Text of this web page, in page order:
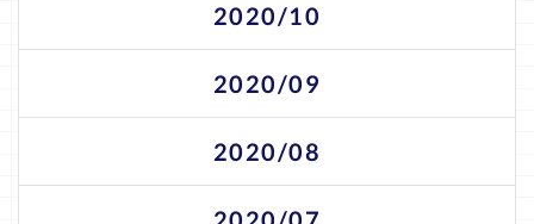
2020/10
2020/09
2020/08